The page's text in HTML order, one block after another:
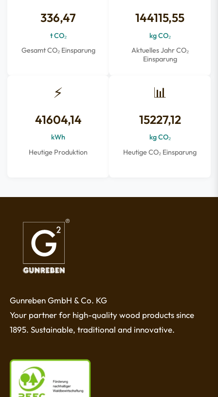
336,47
t CO₂
Gesamt CO₂ Einsparung
144115,55
kg CO₂
Aktuelles Jahr CO₂
Einsparung
⚡
41604,14
kWh
Heutige Produktion
📊
15227,12
kg CO₂
Heutige CO₂ Einsparung
Gunreben GmbH & Co. KG
Your partner for high-quality wood products since
1895. Sustainable, traditional and innovative.